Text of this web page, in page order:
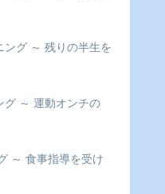
ング ～ 残りの半生を
グ ～ 運動オンチの
～ 食事指導を受け